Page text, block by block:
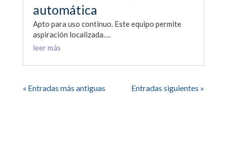
automática
Apto para uso continuo. Este equipo permite
aspiración localizada….
leer más
« Entradas más antiguas Entradas siguientes »